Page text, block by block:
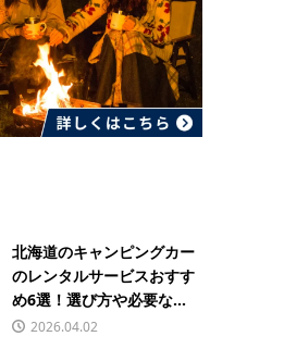
北海道のキャンピングカー
のレンタルサービスおすす
め6選！選び方や必要な...
2026.04.02